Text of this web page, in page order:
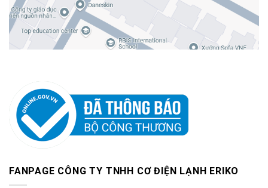
FANPAGE CÔNG TY TNHH CƠ ĐIỆN LẠNH ERIKO